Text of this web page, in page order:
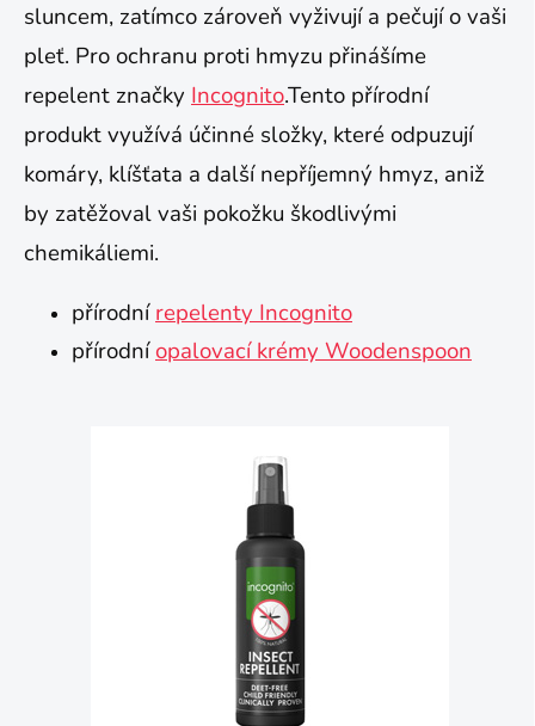
sluncem, zatímco zároveň vyživují a pečují o vaši
pleť. Pro ochranu proti hmyzu přinášíme
repelent značky Incognito.Tento přírodní
produkt využívá účinné složky, které odpuzují
komáry, klíšťata a další nepříjemný hmyz, aniž
by zatěžoval vaši pokožku škodlivými
chemikáliemi.
přírodnírepelenty Incognito
přírodníopalovací krémy Woodenspoon